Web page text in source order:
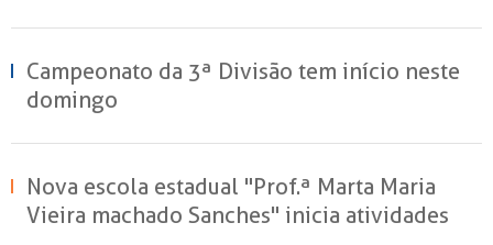
Campeonato da 3ª Divisão tem início neste
domingo
Nova escola estadual "Prof.ª Marta Maria
Vieira machado Sanches" inicia atividades